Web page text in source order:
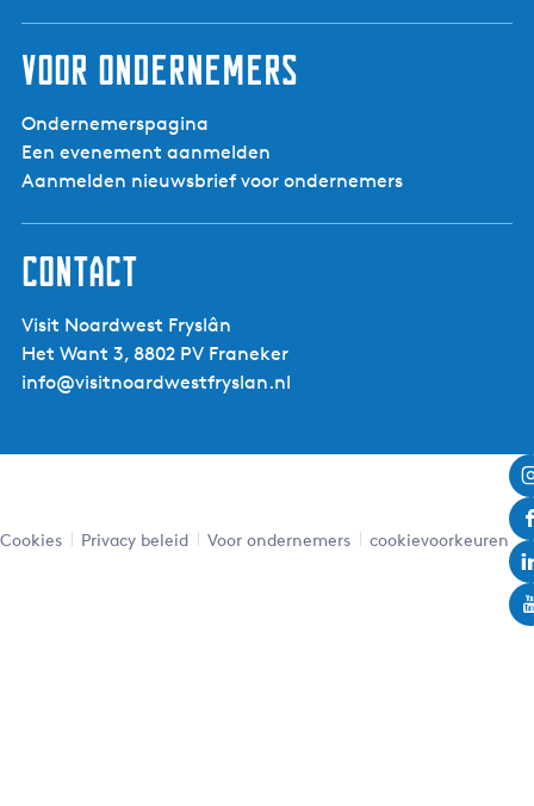
Voor ondernemers
Ondernemerspagina
Een evenement aanmelden
Aanmelden nieuwsbrief voor ondernemers
Contact
Visit Noardwest Fryslân
Het Want 3, 8802 PV Franeker
info@visitnoardwestfryslan.nl
Cookies Privacy beleid Voor ondernemers cookievoorkeuren